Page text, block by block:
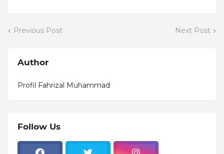
Previous Post Next Post
Author
Profil Fahrizal Muhammad
Follow Us